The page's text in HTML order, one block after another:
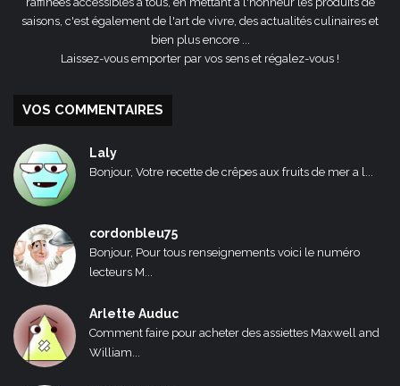
saisons, c'est également de l'art de vivre, des actualités culinaires et
bien plus encore ...
Laissez-vous emporter par vos sens et régalez-vous !
VOS COMMENTAIRES
Laly
Bonjour, Votre recette de crêpes aux fruits de mer a l...
cordonbleu75
Bonjour, Pour tous renseignements voici le numéro
lecteurs M...
Arlette Auduc
Comment faire pour acheter des assiettes Maxwell and
William...